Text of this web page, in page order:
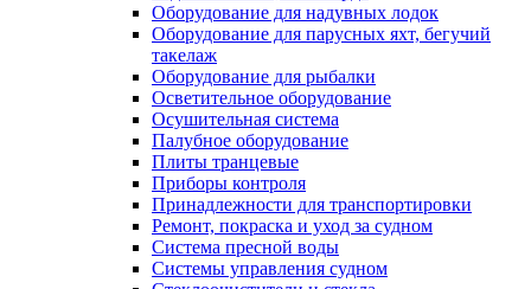
Оборудование для надувных лодок
Оборудование для парусных яхт, бегучий
такелаж
Оборудование для рыбалки
Осветительное оборудование
Осушительная система
Палубное оборудование
Плиты транцевые
Приборы контроля
Принадлежности для транспортировки
Ремонт, покраска и уход за судном
Система пресной воды
Системы управления судном